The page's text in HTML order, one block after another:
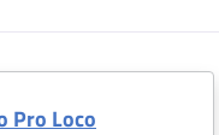
Pro Loco